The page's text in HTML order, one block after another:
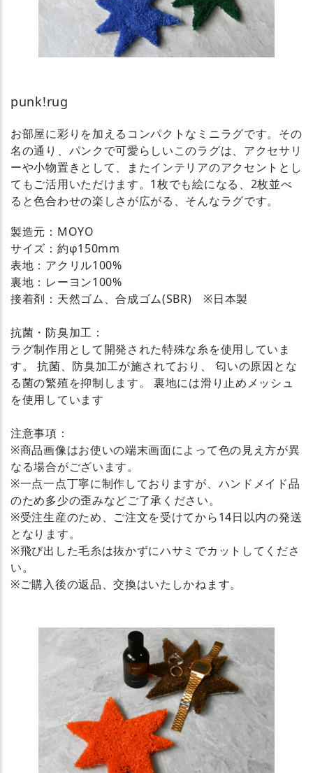
punk!rug
お部屋に彩りを加えるコンパクトなミニラグです。その
名の通り、パンクで可愛らしいこのラグは、アクセサリ
ーや小物置きとして、またインテリアのアクセントとし
てもご活用いただけます。1枚でも絵になる、2枚並べ
ると色合わせの楽しさが広がる、そんなラグです。
製造元：MOYO
サイズ：約φ150mm
表地：アクリル100%
裏地：レーヨン100%
接着剤：天然ゴム、合成ゴム(SBR) ※日本製
抗菌・防臭加工：
ラグ制作用として開発された特殊な糸を使用していま
す。 抗菌、防臭加工が施されており、 匂いの原因とな
る菌の繁殖を抑制します。 裏地には滑り止めメッシュ
を使用しています
注意事項：
※商品画像はお使いの端末画面によって色の見え方が異
なる場合がございます。
※一点一点丁寧に制作しておりますが、ハンドメイド品
のため多少の歪みなどご了承ください。
※受注生産のため、ご注文を受けてから14日以内の発送
となります。
※飛び出した毛糸は抜かずにハサミでカットしてくださ
い。
※ご購入後の返品、交換はいたしかねます。